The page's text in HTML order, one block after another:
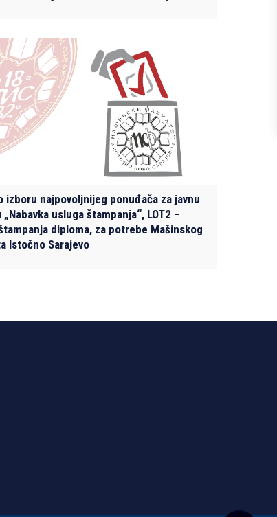
izboru najpovoljnijeg ponuđača za javnu
„Nabavka usluga štampanja“, LOT2 –
diploma, za potrebe Mašinskog
Istočno Sarajevo